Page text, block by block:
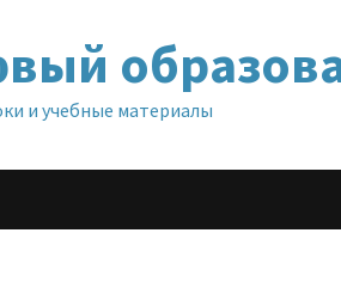
и учебные материалы